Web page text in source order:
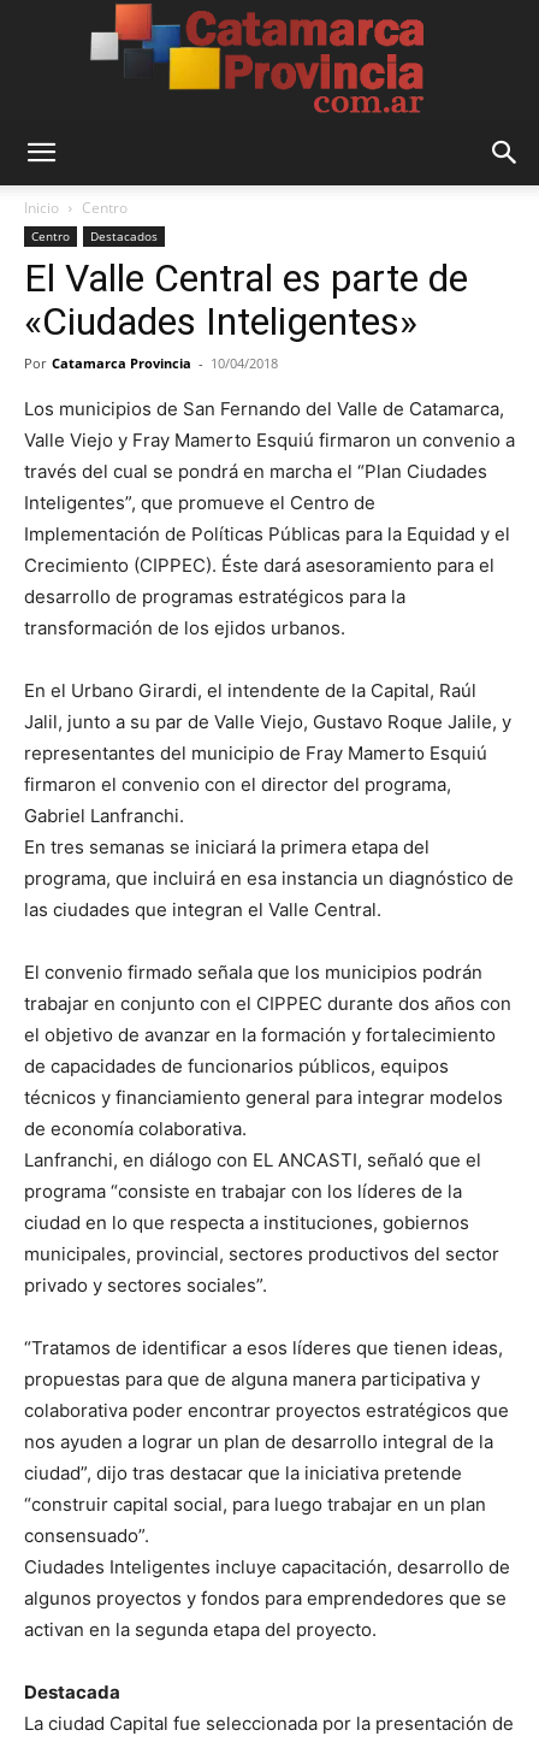
Provincia
Inicio Centro
Centro Destacados
El Valle Central es parte de
«Ciudades Inteligentes»
Por Catamarca Provincia - 10/04/2018
Los municipios de San Fernando del Valle de Catamarca,
Valle Viejo y Fray Mamerto Esquiú firmaron un convenio a
través del cual se pondrá en marcha el “Plan Ciudades
Inteligentes”, que promueve el Centro de
Implementación de Políticas Públicas para la Equidad y el
Crecimiento (CIPPEC). Éste dará asesoramiento para el
desarrollo de programas estratégicos para la
transformación de los ejidos urbanos.
En el Urbano Girardi, el intendente de la Capital, Raúl
Jalil, junto a su par de Valle Viejo, Gustavo Roque Jalile, y
representantes del municipio de Fray Mamerto Esquiú
firmaron el convenio con el director del programa,
Gabriel Lanfranchi.
En tres semanas se iniciará la primera etapa del
programa, que incluirá en esa instancia un diagnóstico de
las ciudades que integran el Valle Central.
El convenio firmado señala que los municipios podrán
trabajar en conjunto con el CIPPEC durante dos años con
el objetivo de avanzar en la formación y fortalecimiento
de capacidades de funcionarios públicos, equipos
técnicos y financiamiento general para integrar modelos
de economía colaborativa.
Lanfranchi, en diálogo con EL ANCASTI, señaló que el
programa “consiste en trabajar con los líderes de la
ciudad en lo que respecta a instituciones, gobiernos
municipales, provincial, sectores productivos del sector
privado y sectores sociales”.
“Tratamos de identificar a esos líderes que tienen ideas,
propuestas para que de alguna manera participativa y
colaborativa poder encontrar proyectos estratégicos que
nos ayuden a lograr un plan de desarrollo integral de la
ciudad”, dijo tras destacar que la iniciativa pretende
“construir capital social, para luego trabajar en un plan
consensuado”.
Ciudades Inteligentes incluye capacitación, desarrollo de
algunos proyectos y fondos para emprendedores que se
activan en la segunda etapa del proyecto.
Destacada
La ciudad Capital fue seleccionada por la presentación de